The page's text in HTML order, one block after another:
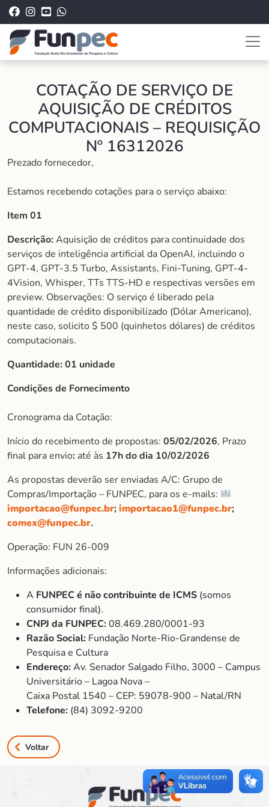
COTAÇÃO DE SERVIÇO DE
AQUISIÇÃO DE CRÉDITOS
COMPUTACIONAIS – REQUISIÇÃO
Nº 16312026
Prezado fornecedor,
Estamos recebendo cotações para o serviço abaixo:
Item 01
Descrição:Aquisição de créditos para continuidade dos
serviços de inteligência artificial da OpenAI, incluindo o
GPT-4, GPT-3.5 Turbo, Assistants, Fini-Tuning, GPT-4-
4Vision, Whisper, TTs TTS-HD e respectivas versões em
preview. Observações: O serviço é liberado pela
quantidade de crédito disponibilizado (Dólar Americano),
neste caso, solicito $ 500 (quinhetos dólares) de créditos
computacionais.
Quantidade: 01 unidade
Condições de Fornecimento
Cronograma da Cotação:
Início do recebimento de propostas: 05/02/2026, Prazo
final para envio: até às 17h do dia 10/02/2026
As propostas deverão ser enviadas A/C: Grupo de
Compras/Importação – FUNPEC, para os e-mails:
importacao@funpec.br;importacao1@funpec.br;
comex@funpec.br.
Operação: FUN 26-009
Informações adicionais:
A FUNPEC é não contribuinte de ICMS (somos
consumidor final).
CNPJ da FUNPEC:08.469.280/0001-93
Razão Social: Fundação Norte-Rio-Grandense de
Pesquisa e Cultura
Endereço:Av. Senador Salgado Filho, 3000 – Campus
Universitário – Lagoa Nova –
Caixa Postal 1540 – CEP: 59078-900 – Natal/RN
Telefone: (84) 3092-9200
Voltar